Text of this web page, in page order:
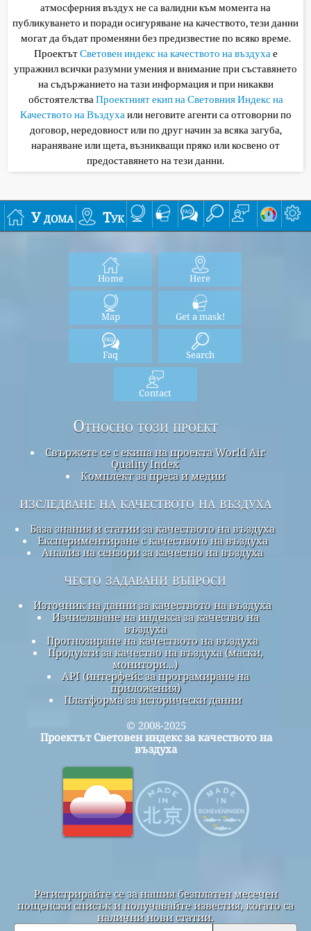
атмосферния въздух не са валидни към момента на
публикуването и поради осигуряване на качеството, тези данни
могат да бъдат променяни без предизвестие по всяко време.
ПроектътСветовен индекс на качеството на въздухае
упражнил всички разумни умения и внимание при съставянето
на съдържанието на тази информация и при никакви
обстоятелстваПроектният екип на Световния Индекс на
Качеството на Въздухаили неговите агенти са отговорни по
договор, нередовност или по друг начин за всяка загуба,
нараняване или щета, възникващи пряко или косвено от
предоставянето на тези данни.
У дома Тук
Home Here
Map Get a mask!
Faq Search
Contact
Относно този проект
Свържете се с екипа на проекта World Air
Quality Index
Комплект за преса и медии
изследване на качеството на въздуха
База знания и статии за качеството на въздуха
Експериментиране с качеството на въздуха
Анализ на сензори за качество на въздуха
често задавани въпроси
Източник на данни за качеството на въздуха
Изчисляване на индекса за качество на
въздуха
Прогнозиране на качеството на въздуха
Продукти за качество на въздуха (маски,
монитори...)
API (интерфейс за програмиране на
приложения)
Платформа за исторически данни
© 2008-2025
Проектът Световен индекс за качеството на
въздуха
Регистрирайте се за нашия безплатен месечен
пощенски списък и получавайте известия, когато са
налични нови статии.